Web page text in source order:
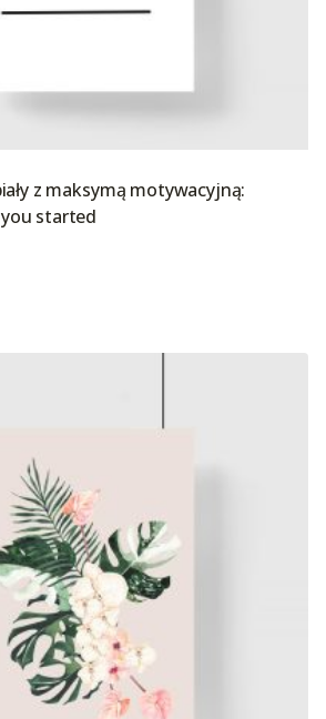
z maksymą motywacyjną:
started